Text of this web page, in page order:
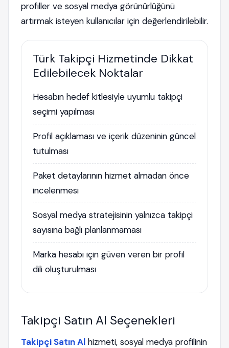
profiller ve sosyal medya görünürlüğünü
artırmak isteyen kullanıcılar için değerlendirilebilir.
Türk Takipçi Hizmetinde Dikkat
Edilebilecek Noktalar
Hesabın hedef kitlesiyle uyumlu takipçi
seçimi yapılması
Profil açıklaması ve içerik düzeninin güncel
tutulması
Paket detaylarının hizmet almadan önce
incelenmesi
Sosyal medya stratejisinin yalnızca takipçi
sayısına bağlı planlanmaması
Marka hesabı için güven veren bir profil
dili oluşturulması
Takipçi Satın Al Seçenekleri
Takipçi Satın Al hizmeti, sosyal medya profilinin